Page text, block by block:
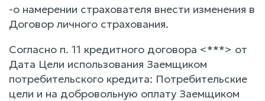
-о намерении страхователя внести изменения в
Договор личного страхования.
Согласно п. 11 кредитного договора <***> от
Дата Цели использования Заемщиком
потребительского кредита: Потребительские
цели и на добровольную оплату Заемщиком